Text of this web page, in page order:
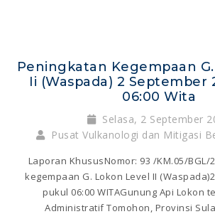
Peningkatan Kegempaan
Ii (waspada) 2 September
06:00 Wita
Selasa, 2 September
Pusat Vulkanologi dan Mitigasi
Laporan KhususNomor: 93 /KM.05/BGL/
kegempaan G. Lokon Level II
pukul 06:00 WITAGunung Api Lokon
Administratif Tomohon, Provinsi